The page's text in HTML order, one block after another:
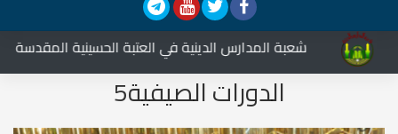
شعبة المدارس الدينية في العتبة الحسينية المقدسة
الدورات الصيفية5